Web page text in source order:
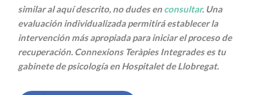
similar al aquí descrito, no dudes en consultar. Una
evaluación individualizada permitirá establecer la
intervención más apropiada para iniciar el proceso de
recuperación. Connexions Teràpies Integrades es tu
gabinete de psicología en Hospitalet de Llobregat.